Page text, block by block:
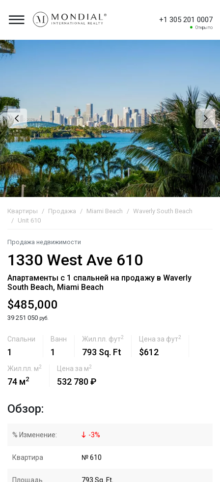
+1 305 201 0007
Открыто
Квартиры Продажа Miami Beach
Waverly South Beach
Unit 610
Продажа недвижимости
1330 West Ave 610
Апартаменты с 1 спальней на продажу в Waverly
South Beach, Miami Beach
$485,000
39 251 050 руб.
Спальни
1
Ванн
1
Жил.пл. фут2
793 Sq. Ft
Цена за фут2
$612
Жил.пл. м2
74 м2
Цена за м2
532 780 ₽
Обзор:
% Изменение: -3%
Квартира № 610
Площадь 793 Sq. Ft.